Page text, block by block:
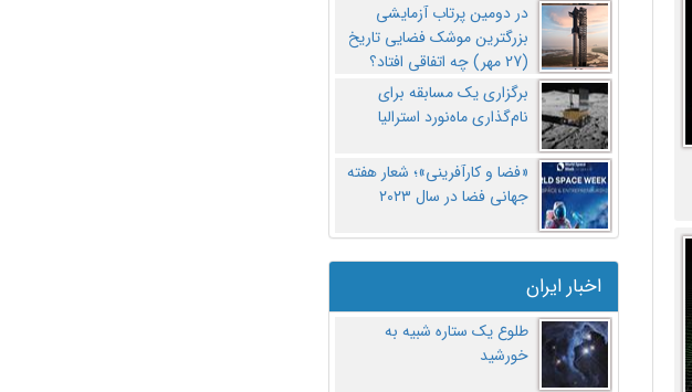
در دومین پرتاب آزمایشی
بزرگترین موشک فضایی تاریخ
(27 مهر‌) چه اتفاقی افتاد؟
برگزاری یک مسابقه برای
نام‌گذاری ماه‌نورد استرالیا
«فضا و کارآفرینی»؛ شعار هفته
جهانی فضا در سال ۲۰۲۳
اخبار ایران
طلوع یک ستاره شبیه به
خورشید